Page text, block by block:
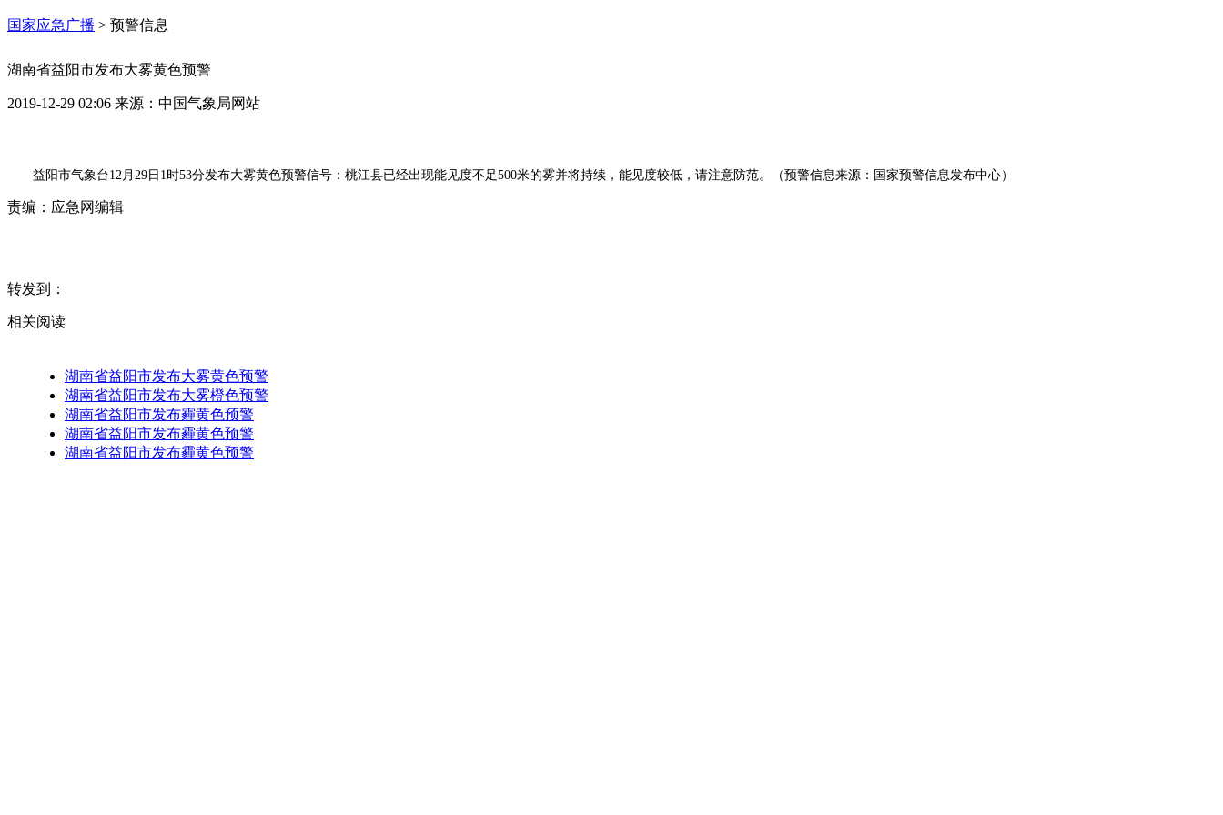
国家应急广播 > 预警信息
湖南省益阳市发布大雾黄色预警
2019-12-29 02:06 来源： 中国气象局网站
益阳市气象台12月29日1时53分发布大雾黄色预警信号：桃江县已经出现能见度不足500米的雾并将持续，能见度较低，请注意防范。（预警信息来源：国家预警信息发布中心）
责编： 应急网编辑
转发到：
相关阅读
湖南省益阳市发布大雾黄色预警
湖南省益阳市发布大雾橙色预警
湖南省益阳市发布霾黄色预警
湖南省益阳市发布霾黄色预警
湖南省益阳市发布霾黄色预警